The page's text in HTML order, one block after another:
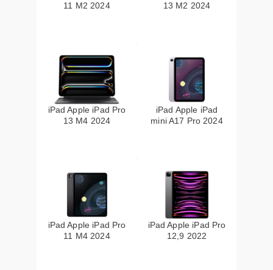
11 M2 2024
13 M2 2024
iPad Apple iPad Pro
13 M4 2024
iPad Apple iPad
mini A17 Pro 2024
iPad Apple iPad Pro
11 M4 2024
iPad Apple iPad Pro
12,9 2022